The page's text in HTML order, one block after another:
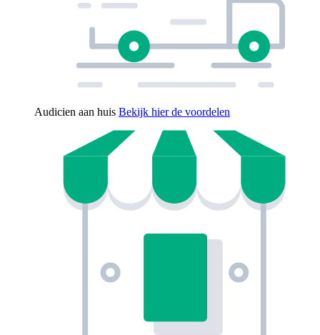
Audicien aan huis Bekijk hier de voordelen